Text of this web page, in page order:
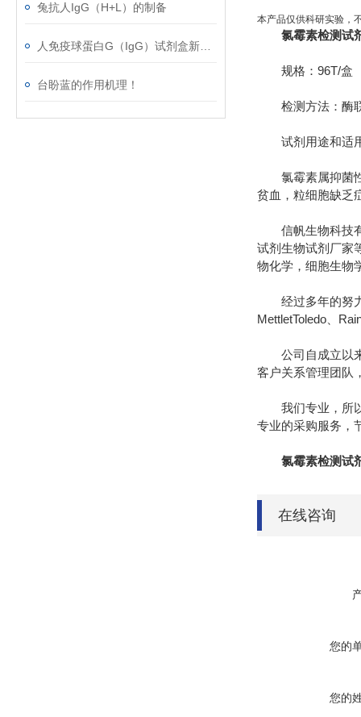
兔抗人IgG（H+L）的制备
台盼蓝的作用机理！
本产品仅供科研实验，
氯霉素检测试
规格：96T/盒
检测方法：酶
试剂用途和适用
氯霉素属抑菌性
贫血，粒细胞缺乏
信帆生物科技有
试剂生物试剂厂家
物化学，细胞生物
经过多年的努力
MettletToledo、
公司自成立以来
客户关系管理团队
我们专业，所以
专业的采购服务，
氯霉素检测试
在线咨询
您的
您的